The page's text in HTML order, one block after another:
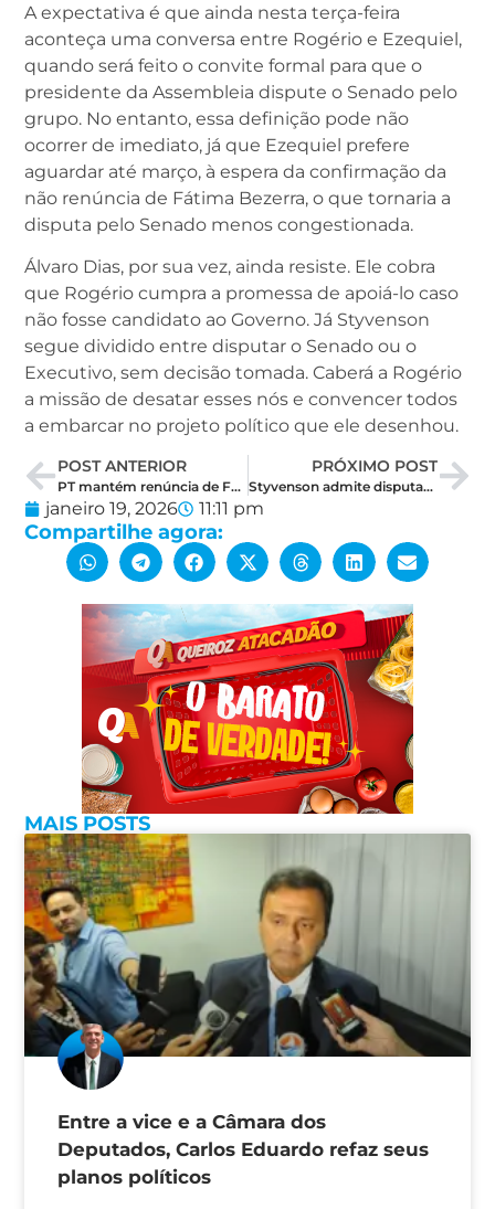
A expectativa é que ainda nesta terça-feira
aconteça uma conversa entre Rogério e Ezequiel,
quando será feito o convite formal para que o
presidente da Assembleia dispute o Senado pelo
grupo. No entanto, essa definição pode não
ocorrer de imediato, já que Ezequiel prefere
aguardar até março, à espera da confirmação da
não renúncia de Fátima Bezerra, o que tornaria a
disputa pelo Senado menos congestionada.
Álvaro Dias, por sua vez, ainda resiste. Ele cobra
que Rogério cumpra a promessa de apoiá-lo caso
não fosse candidato ao Governo. Já Styvenson
segue dividido entre disputar o Senado ou o
Executivo, sem decisão tomada. Caberá a Rogério
a missão de desatar esses nós e convencer todos
a embarcar no projeto político que ele desenhou.
POST ANTERIOR
PT mantém renúncia de Fátima, mas prepara recuo estratégico se articulação falhar
PRÓXIMO POST
Styvenson admite disputar o Governo, mas diz que ainda faltam alguns requisitos a serem vistos
janeiro 19, 2026 11:11 pm
Compartilhe agora:
MAIS POSTS
Entre a vice e a Câmara dos
Deputados, Carlos Eduardo refaz seus
planos políticos